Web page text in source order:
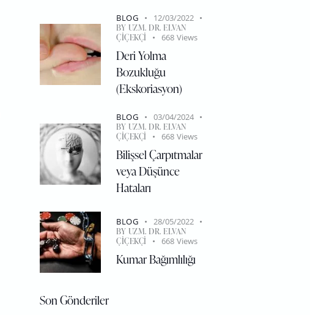
BLOG
12/03/2022
BY UZM. DR. ELVAN
ÇIÇEKÇI
668 Views
Deri Yolma
Bozukluğu
(Ekskoriasyon)
BLOG
03/04/2024
BY UZM. DR. ELVAN
ÇIÇEKÇI
668 Views
Bilişsel Çarpıtmalar
veya Düşünce
Hataları
BLOG
28/05/2022
BY UZM. DR. ELVAN
ÇIÇEKÇI
668 Views
Kumar Bağımlılığı
Son Gönderiler